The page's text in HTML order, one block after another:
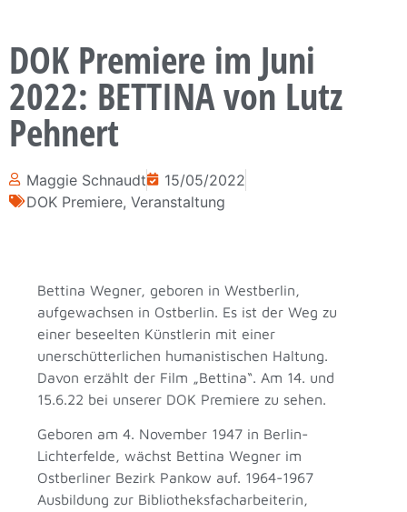
DOK Premiere im Juni
2022: BETTINA von Lutz
Pehnert
Maggie Schnaudt
15/05/2022
DOK Premiere, Veranstaltung
Bettina Wegner, geboren in Westberlin,
aufgewachsen in Ostberlin. Es ist der Weg zu
einer beseelten Künstlerin mit einer
unerschütterlichen humanistischen Haltung.
Davon erzählt der Film „Bettina“. Am 14. und
15.6.22 bei unserer DOK Premiere zu sehen.
Geboren am 4. November 1947 in Berlin-
Lichterfelde, wächst Bettina Wegner im
Ostberliner Bezirk Pankow auf. 1964-1967
Ausbildung zur Bibliotheksfacharbeiterin,